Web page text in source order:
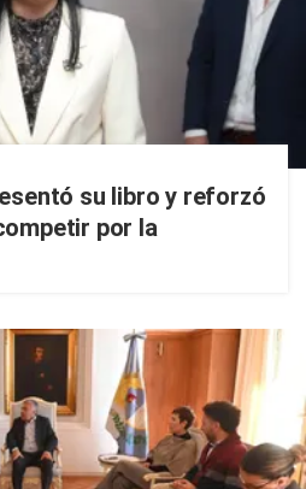
su libro y reforzó
por la